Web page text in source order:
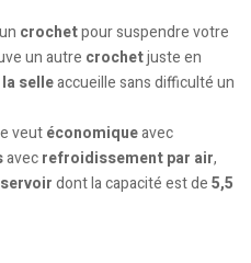
crochetpour suspendre votre
un autre crochetjuste en
selleaccueille sans difficulté un
veutéconomiqueavec
avecrefroidissement par air,
dont la capacité est de5,5